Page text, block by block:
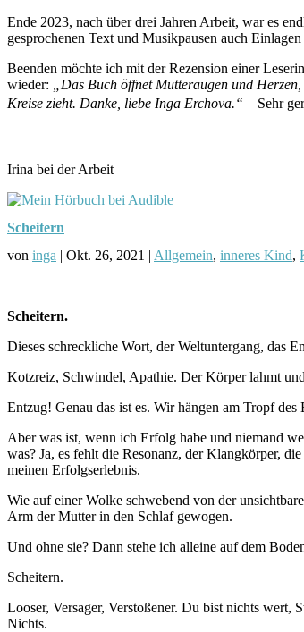
Ende 2023, nach über drei Jahren Arbeit, war es
gesprochenen Text und Musikpausen auch
Beenden möchte ich mit der Rezension einer
wieder:
„Das Buch öffnet Mutteraugen und
Kreise zieht. Danke, liebe Inga Erchova.“ – Sehr
Irina bei der Arbeit
Scheitern
von inga | Okt. 26, 2021 | Allgemein, inneres Kind,
Scheitern.
Dieses schreckliche Wort, der Weltuntergang, das
Kotzreiz, Schwindel, Apathie. Der Körper lahmt
Entzug! Genau das ist es. Wir hängen am Tropf
Aber was ist, wenn ich Erfolg habe und niemand
was? Ja, es fehlt die Resonanz, der Klangkörper,
meinen Erfolgserlebnis.
Wie auf einer Wolke schwebend von der
Arm der Mutter in den Schlaf gewogen.
Und ohne sie? Dann stehe ich alleine auf dem
Scheitern.
Looser, Versager, Verstoßener. Du bist nichts wert,
Nichts.